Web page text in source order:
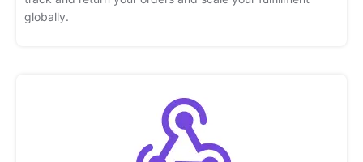
globally.